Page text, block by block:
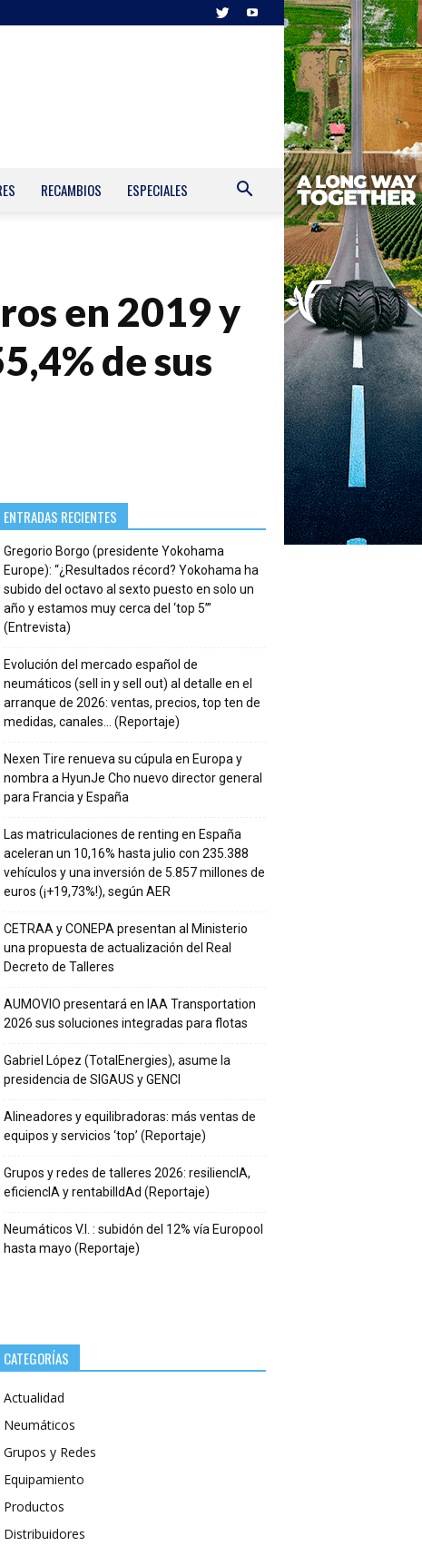
RECAMBIOS ESPECIALES
en 2019 y
de sus
ENTRADAS RECIENTES
Gregorio Borgo (presidente Yokohama
Europe): “¿Resultados récord? Yokohama ha
subido del octavo al sexto puesto en solo un
año y estamos muy cerca del ‘top 5’”
(Entrevista)
Evolución del mercado español de
neumáticos (sell in y sell out) al detalle en el
arranque de 2026: ventas, precios, top ten de
medidas, canales… (Reportaje)
Nexen Tire renueva su cúpula en Europa y
nombra a HyunJe Cho nuevo director general
para Francia y España
Las matriculaciones de renting en España
aceleran un 10,16% hasta julio con 235.388
vehículos y una inversión de 5.857 millones de
euros (¡+19,73%!), según AER
CETRAA y CONEPA presentan al Ministerio
una propuesta de actualización del Real
Decreto de Talleres
AUMOVIO presentará en IAA Transportation
2026 sus soluciones integradas para flotas
Gabriel López (TotalEnergies), asume la
presidencia de SIGAUS y GENCI
Alineadores y equilibradoras: más ventas de
equipos y servicios ‘top’ (Reportaje)
Grupos y redes de talleres 2026: resiliencIA,
eficiencIA y rentabilIdAd (Reportaje)
Neumáticos V.I. : subidón del 12% vía Europool
hasta mayo (Reportaje)
CATEGORÍAS
Actualidad
Neumáticos
Grupos y Redes
Equipamiento
Productos
Distribuidores